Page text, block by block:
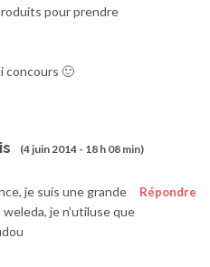
pour prendre
concours 🙂
(4 juin 2014 - 18 h 08 min)
Répondre
je suis une grande
je n’utiluse que